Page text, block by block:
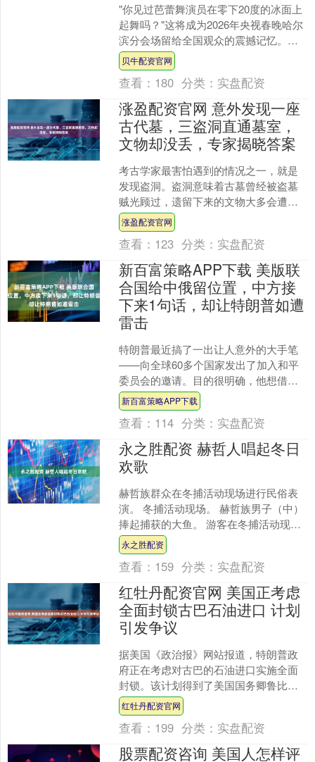
"你见过芭蕾舞演员在零下20度的冰面上
起舞吗？"这将成为2026年央视春晚哈尔
滨分会场留给全国观众的震撼记忆。当
中央广播电视总台宣布2026年春晚四地
分会场节目....
贝牛配资官网
查看： 180 分类： 实盘配资
涨盈配资官网 意外发现一座
古代墓，三盗洞直通墓室，
文物却没丢，专家揭晓答案
考古学家最害怕遇到的情况之一，就是
发现盗洞。盗洞意味着古墓曾经被盗墓
贼光顾过，遗留下来的文物大多会遭到
洗劫一空，只有极少数可能会被遗落或
未被注意到。每当这种情况....
涨盈配资官网
查看： 123 分类： 实盘配资
新百富策略APP下载 美版联
合国给中俄留位置，中方接
下来1句话，却让特朗普如遭
雷击
特朗普最近搞了一出让人意外的大手笔
——向全球60多个国家发出了加入和平
委员会的邀请。目的很明确，他想借此
机会为自己重新定义全球治理，甚至试
图另起炉灶，建立一个类....
新百富策略APP下载
查看： 114 分类： 实盘配资
永之胜配资 赫哲人唱起冬日
欢歌
赫哲族群众在冬捕活动现场进行民俗表
演。 冬捕活动现场。 赫哲族男子（中）
捧起捕获的大鱼。 游客在冬捕活动现场
打卡拍照。 1月23日，作为黑龙江省“冷
水鱼·冬捕季....
永之胜配资
查看： 159 分类： 实盘配资
红牡丹配资官网 美国正考虑
全面封锁古巴石油进口 计划
引发争议
据美国《政治报》网站报道，特朗普政
府正在考虑对古巴的石油进口实施全面
封锁。该计划得到了美国国务卿鲁比奥
的支持，但特朗普政府尚未决定是否批
准这一举措。 报道还指出....
红牡丹配资官网
查看： 199 分类： 实盘配资
股票配资咨询 美国人怎样评